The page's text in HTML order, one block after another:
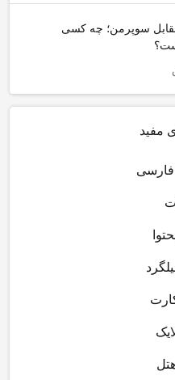
سوپرمن؛ چه کسی
مفید
فارسی